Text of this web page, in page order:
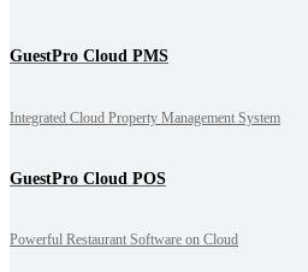
GuestPro Cloud PMS
Integrated Cloud Property Management System
GuestPro Cloud POS
Powerful Restaurant Software on Cloud